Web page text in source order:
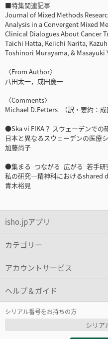
■特集関連記事
Journal of Mixed Methods
Analysis in a Convergent Mixed
Clinical Dialogues About Cancer
Taichi Hatta, Keiichi Narita,
Toshinori Murayama, & Masayuki
〈From Author〉
八田太一，成田慶一
〈Comments〉
Michael D.Fetters （訳・要約：
●Ska vi FIKA？ スウェーデンでの
日本と異なるスウェーデンの医療
加藤尚子
●集まる つながる 広がる 若手研
私の研究—精神科におけるshared
青木裕見
isho.jpアプリ
カテゴリー
アカウントサービス
ヘルプ＆ガイド
シリアル番号をお持ちの方
シリア